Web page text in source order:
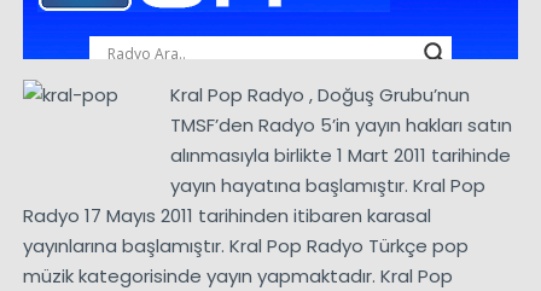
Kral Pop Radyo , Doğuş Grubu’nun
TMSF’den Radyo 5’in yayın hakları satın
alınmasıyla birlikte 1 Mart 2011 tarihinde
yayın hayatına başlamıştır. Kral Pop
Radyo 17 Mayıs 2011 tarihinden itibaren karasal
yayınlarına başlamıştır. Kral Pop Radyo Türkçe pop
müzik kategorisinde yayın yapmaktadır. Kral Pop